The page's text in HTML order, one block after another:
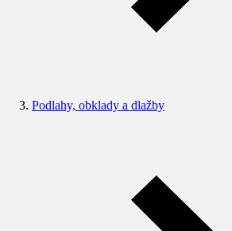
Podlahy, obklady a dlažby